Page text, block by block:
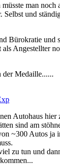
man noch
Selbst und
Bürokratie und
Angestellter
der Medaille......
Autohaus hier
sind am
~300 Autos ja
zu tun und